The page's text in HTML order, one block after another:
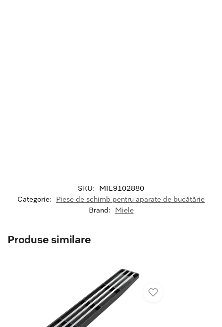
SKU:
MIE9102880
Categorie:
Piese de schimb pentru aparate de bucătărie
Brand:
Miele
Produse similare